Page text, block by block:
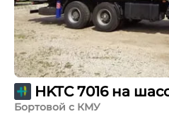
Бортовой с КМУ